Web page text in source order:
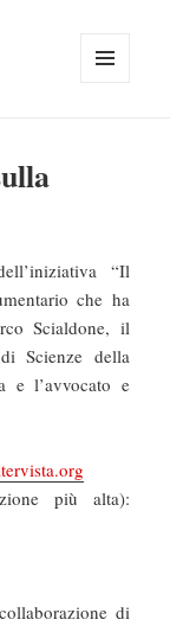
“Il
che ha
Scialdone, il
Scienze della
e l’avvocato e
più alta):
di